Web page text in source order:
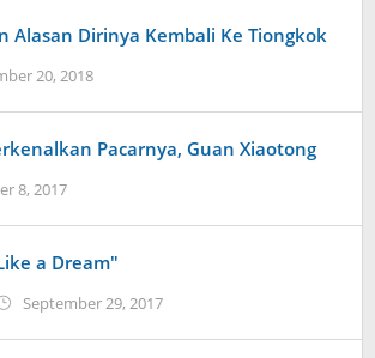
Alasan Dirinya Kembali Ke Tiongkok
20, 2018by
Pacarnya, Guan Xiaotong
8, 2017by
a Dream"
September 29, 2017by